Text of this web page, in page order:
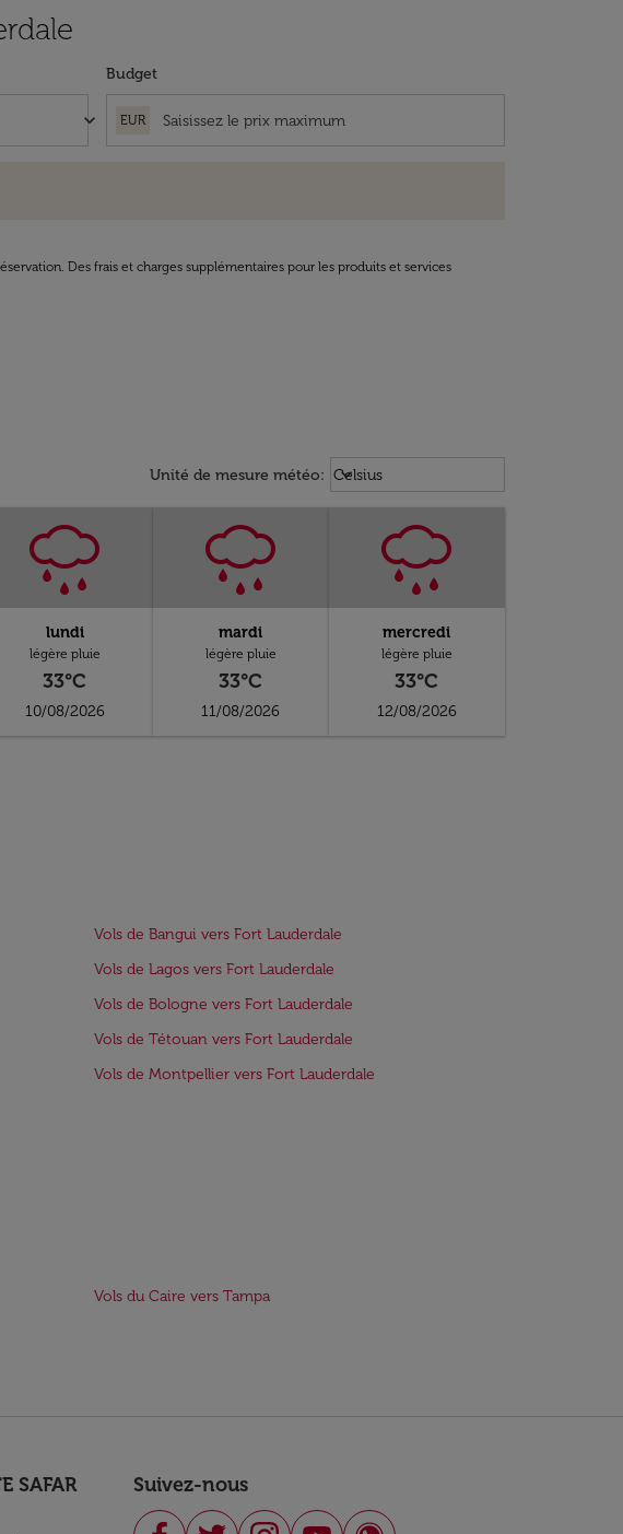
keyboard_arrow_down
Budget
EUR
Des frais et charges supplémentaires pour les produits et services
Unité de mesure météo: Weather unit option Celsius
Celsius
keyboard_arrow_down
lundi
légère pluie
33°C
10/08/2026
mardi
légère pluie
33°C
11/08/2026
mercredi
légère pluie
33°C
12/08/2026
Vols de Bangui vers Fort Lauderdale
Vols de Lagos vers Fort Lauderdale
Vols de Bologne vers Fort Lauderdale
Vols de Tétouan vers Fort Lauderdale
Vols de Montpellier vers Fort Lauderdale
Vols du Caire vers Tampa
SAFAR
Suivez-nous